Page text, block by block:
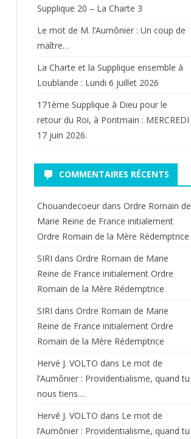
Supplique 20 – La Charte 3
Le mot de M. l’Aumônier : Un coup de
maître…
La Charte et la Supplique ensemble à
Loublande : Lundi 6 juillet 2026
171ème Supplique à Dieu pour le
retour du Roi, à Pontmain : MERCREDI
17 juin 2026.
COMMENTAIRES RÉCENTS
Chouandecoeurdans Ordre Romain de
Marie Reine de France initialement
Ordre Romain de la Mère Rédemptrice
SIRI dans Ordre Romain de Marie
Reine de France initialement Ordre
Romain de la Mère Rédemptrice
SIRI dans Ordre Romain de Marie
Reine de France initialement Ordre
Romain de la Mère Rédemptrice
Hervé J. VOLTO dans Le mot de
l’Aumônier : Providentialisme, quand tu
nous tiens…
Hervé J. VOLTO dans Le mot de
l’Aumônier : Providentialisme, quand tu